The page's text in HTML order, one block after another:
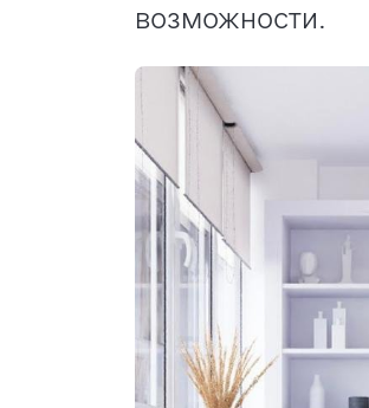
возможности.